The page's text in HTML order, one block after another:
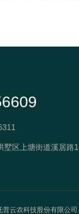
墅区上塘街道溪居路
云农科技股份有限公司.